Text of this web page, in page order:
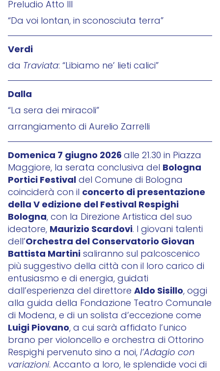
Preludio Atto III
“Da voi lontan, in sconosciuta terra”
Verdi
da Traviata: “Libiamo ne’ lieti calici”
Dalla
“La sera dei miracoli”
arrangiamento di Aurelio Zarrelli
Domenica 7 giugno 2026alle 21.30 in Piazza
Maggiore, la serata conclusiva del Bologna
Portici Festivaldel Comune di Bologna
coinciderà con il concerto di presentazione
della V edizione del Festival Respighi
Bologna, con la Direzione Artistica del suo
ideatore, Maurizio Scardovi. I giovani talenti
dell’Orchestra del Conservatorio Giovan
Battista Martinisaliranno sul palcoscenico
più suggestivo della città con il loro carico di
entusiasmo e di energia, guidati
dall’esperienza del direttore Aldo Sisillo, oggi
alla guida della Fondazione Teatro Comunale
di Modena, e di un solista d’eccezione come
Luigi Piovano, a cui sarà affidato l’unico
brano per violoncello e orchestra di Ottorino
Respighi pervenuto sino a noi,l’Adagio con
variazioni. Accanto a loro, le splendide voci di